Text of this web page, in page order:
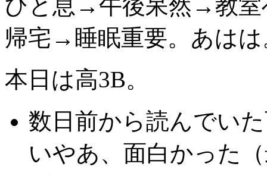
ひと息→午後呆然→教
帰宅→睡眠重要。あはは
本日は高3B。
数日前から読んでい
いやあ、面白かった